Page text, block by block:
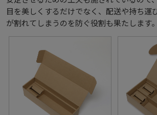
目を美しくするだけでなく、配送や持ち運
が割れてしまうのを防ぐ役割も果たします。